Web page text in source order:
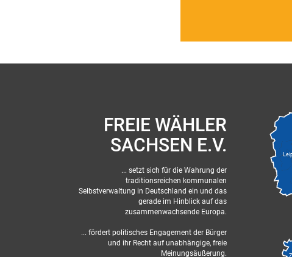
FREIE WÄHLER
SACHSEN E.V.
... setzt sich für die Wahrung der
traditionsreichen kommunalen
Selbstverwaltung in Deutschland ein und das
gerade im Hinblick auf das
zusammenwachsende Europa.
... fördert politisches Engagement der Bürger
und ihr Recht auf unabhängige, freie
Meinungsäußerung.